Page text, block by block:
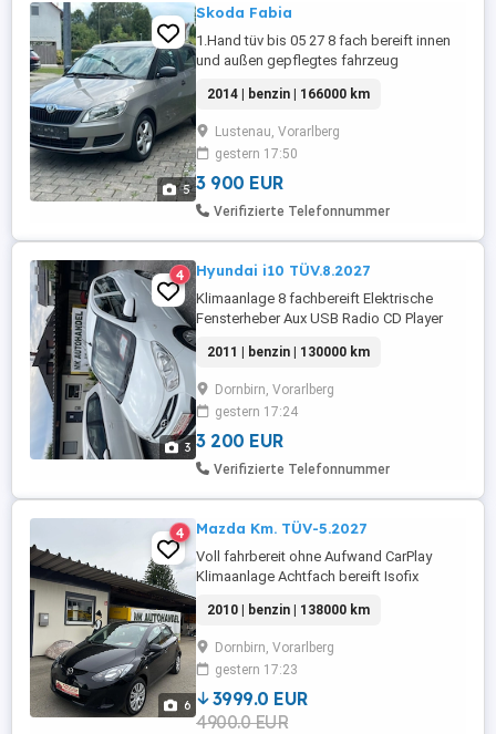
5
Skoda Fabia
1.Hand tüv bis 05 27 8 fach bereift innen
und außen gepflegtes fahrzeug
2014 | benzin | 166000 km
Lustenau, Vorarlberg
gestern 17:50
3 900 EUR
Verifizierte Telefonnummer
3
4 Hyundai i10 TÜV.8.2027
Klimaanlage 8 fachbereift Elektrische
Fensterheber Aux USB Radio CD Player
gewechselt Voll fahrbereit ohne Aufwand
Wenig Verbrauch wenig Versicherung
Probefahrt möglich Tausch möglich
Finanzierung möglich auch ohne
Anzahlung (Stauss Areal) Froschweg 15
Dornbirn ...
2011 | benzin | 130000 km
Dornbirn, Vorarlberg
gestern 17:24
3 200 EUR
Verifizierte Telefonnummer
6
4 Mazda Km. TÜV-5.2027
Voll fahrbereit ohne Aufwand CarPlay
Klimaanlage Achtfach bereift Isofix
Elektrische Fensterheber Elektrische
Außenspiegel Probefahrt möglich Tausch
möglich Finanzierung möglich auch ohne
Anzahlung Froschweg 15 Dornbirn
2010 | benzin | 138000 km
Dornbirn, Vorarlberg
gestern 17:23
3999.0 EUR
4900.0 EUR